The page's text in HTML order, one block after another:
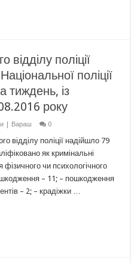
відділу поліції
поліції
тиждень, із
року
| Вараш 0
відділу поліції надійшло 79
як кримінальні
чи психологічного
– 11; – пошкодження
– 2; – крадіжки …